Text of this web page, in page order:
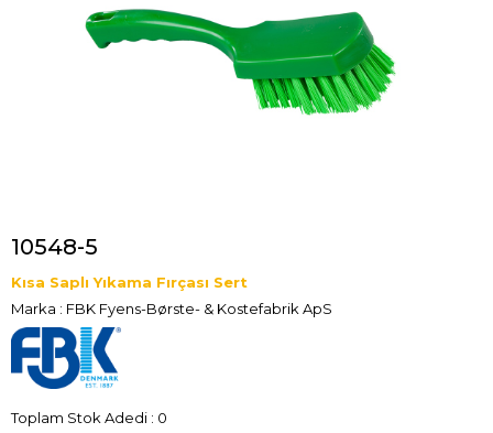
10548-5
Kısa Saplı Yıkama Fırçası Sert
Marka : FBK Fyens-Børste- & Kostefabrik ApS
Toplam Stok Adedi : 0